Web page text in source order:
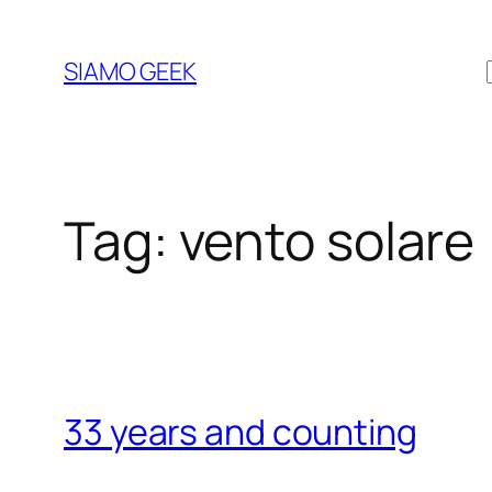
contenuto
SIAMO GEEK
Tag: vento solare
33 years and counting